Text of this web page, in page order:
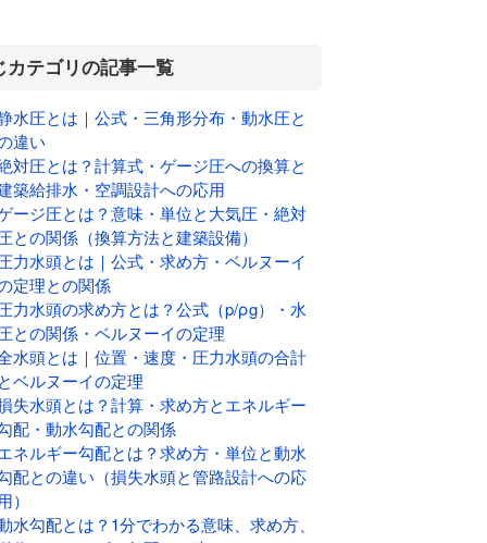
カテゴリの記事一覧
水圧とは｜公式・三角形分布・動水圧と
違い
対圧とは？計算式・ゲージ圧への換算と
築給排水・空調設計への応用
ージ圧とは？意味・単位と大気圧・絶対
との関係（換算方法と建築設備）
力水頭とは｜公式・求め方・ベルヌーイ
定理との関係
力水頭の求め方とは？公式（p/ρg）・水
との関係・ベルヌーイの定理
水頭とは｜位置・速度・圧力水頭の合計
とベルヌーイの定理
失水頭とは？計算・求め方とエネルギー
配・動水勾配との関係
ネルギー勾配とは？求め方・単位と動水
配との違い（損失水頭と管路設計への応
用）
水勾配とは？1分でわかる意味、求め方、